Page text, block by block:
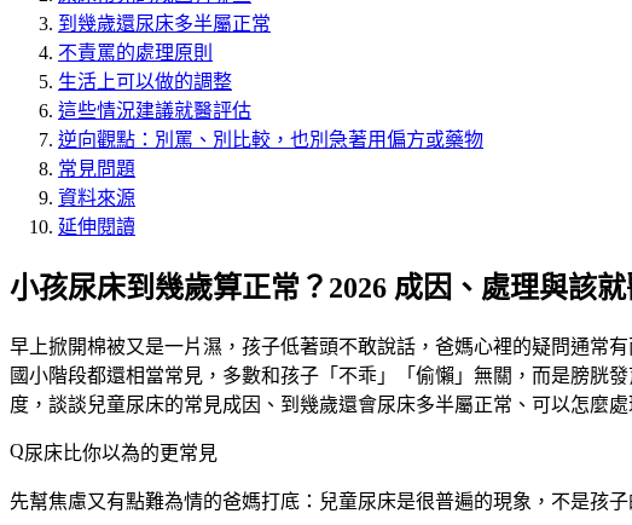
到幾歲還尿床多半屬正常
不責罵的處理原則
生活上可以做的調整
這些情況建議就醫評估
逆向觀點：別罵、別比較，也別急著用偏方或藥物
常見問題
資料來源
延伸閱讀
小孩尿床到幾歲算正常？2026 成因、處理與該
早上掀開棉被又是一片濕，孩子低著頭不敢說話，爸媽心裡的疑問通常
國小階段都還相當常見，多數和孩子「不乖」「偷懶」無關，而是膀胱
度，談談兒童尿床的常見成因、到幾歲還會尿床多半屬正常、可以怎麼
尿床比你以為的更常見
先幫焦慮又有點難為情的爸媽打底：兒童尿床是很普遍的現象，不是孩子